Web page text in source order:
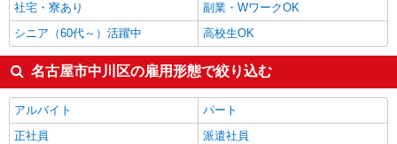
社宅・寮あり
副業・WワークOK
シニア（60代～）活躍中
高校生OK
名古屋市中川区の雇用形態で絞り込む
アルバイト
パート
正社員
派遣社員